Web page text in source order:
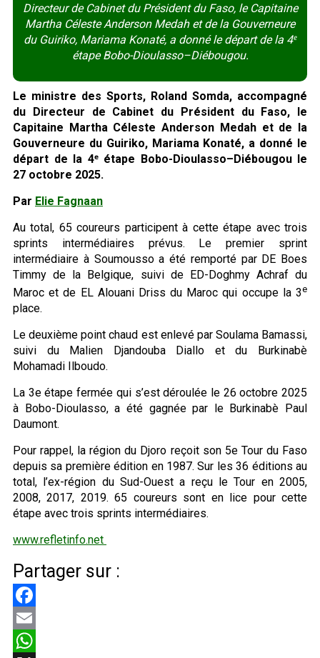
Directeur de Cabinet du Président du Faso, le Capitaine
Martha Céleste Anderson Medah et de la Gouverneure
du Guiriko, Mariama Konaté, a donné le départ de la 4ᵉ
étape Bobo-Dioulasso–Diébougou.
Le ministre des Sports, Roland Somda, accompagné
du Directeur de Cabinet du Président du Faso, le
Capitaine Martha Céleste Anderson Medah et de la
Gouverneure du Guiriko, Mariama Konaté, a donné le
départ de la 4ᵉ étape Bobo-Dioulasso–Diébougou le
27 octobre 2025.
Par Elie Fagnaan
Au total, 65 coureurs participent à cette étape avec trois
sprints intermédiaires prévus. Le premier sprint
intermédiaire à Soumousso a été remporté par DE Boes
Timmy de la Belgique, suivi de ED-Doghmy Achraf du
Maroc et de EL Alouani Driss du Maroc qui occupe la 3e
place.
Le deuxième point chaud est enlevé par Soulama Bamassi,
suivi du Malien Djandouba Diallo et du Burkinabè
Mohamadi Ilboudo.
La 3e étape fermée qui s’est déroulée le 26 octobre 2025
à Bobo-Dioulasso, a été gagnée par le Burkinabè Paul
Daumont.
Pour rappel, la région du Djoro reçoit son 5e Tour du Faso
depuis sa première édition en 1987. Sur les 36 éditions au
total, l’ex-région du Sud-Ouest a reçu le Tour en 2005,
2008, 2017, 2019. 65 coureurs sont en lice pour cette
étape avec trois sprints intermédiaires.
www.refletinfo.net
Partager sur :
Facebook
Email